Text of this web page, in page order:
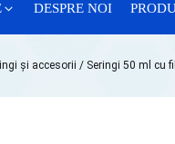
DESPRE NOI
și accesorii / Seringi 50 ml cu